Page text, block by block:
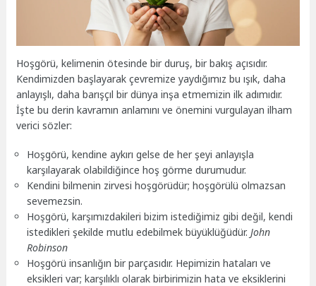
Hoşgörü, kelimenin ötesinde bir duruş, bir bakış açısıdır.
Kendimizden başlayarak çevremize yaydığımız bu ışık, daha
anlayışlı, daha barışçıl bir dünya inşa etmemizin ilk adımıdır.
İşte bu derin kavramın anlamını ve önemini vurgulayan ilham
verici sözler:
Hoşgörü, kendine aykırı gelse de her şeyi anlayışla
karşılayarak olabildiğince hoş görme durumudur.
Kendini bilmenin zirvesi hoşgörüdür; hoşgörülü olmazsan
sevemezsin.
Hoşgörü, karşımızdakileri bizim istediğimiz gibi değil, kendi
istedikleri şekilde mutlu edebilmek büyüklüğüdür. John
Robinson
Hoşgörü insanlığın bir parçasıdır. Hepimizin hataları ve
eksikleri var; karşılıklı olarak birbirimizin hata ve eksiklerini